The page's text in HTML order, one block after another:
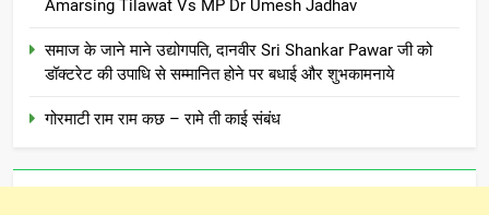
Amarsing Tilawat Vs MP Dr Umesh Jadhav
समाज के जाने माने उद्योगपति, दानवीर Sri Shankar Pawar जी को
डॉक्टरेट की उपाधि से सम्मानित होने पर बधाई और शुभकामनाये
गोरमाटी राम राम कछ – रामे ती काई संबंध